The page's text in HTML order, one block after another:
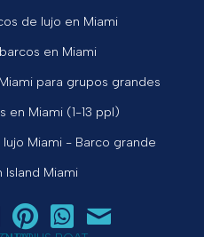
de lujo en Miami
en Miami
para grupos grandes
en Miami (1-13 ppl)
Miami - Barco grande
Island Miami
Rental and Tours en Facebook.
Boat Rental and Tours en
Aquarius Boat Rental and Tours
¡Siga Aquarius Boat Rental and
Chatear con Aquarius
¡Envíe un correo